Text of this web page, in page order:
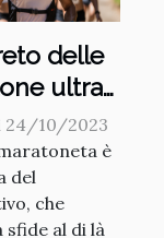
delle
ultra-
24/10/2023
è
del
che
al di là